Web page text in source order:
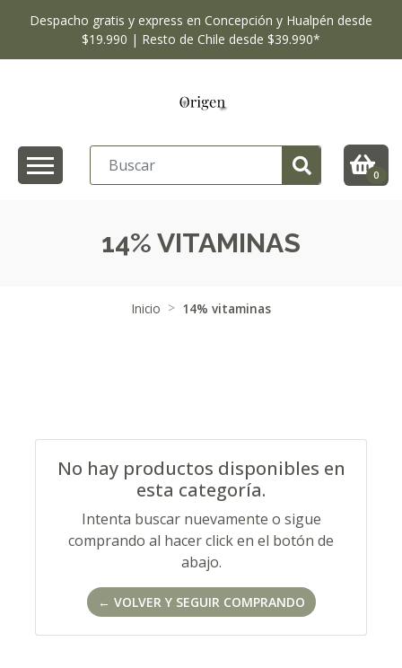
Despacho gratis y express en Concepción y Hualpén desde
$19.990 | Resto de Chile desde $39.990*
0
14% VITAMINAS
Inicio 14% vitaminas
No hay productos disponibles en
esta categoría.
Intenta buscar nuevamente o sigue
comprando al hacer click en el botón de
abajo.
← VOLVER Y SEGUIR COMPRANDO